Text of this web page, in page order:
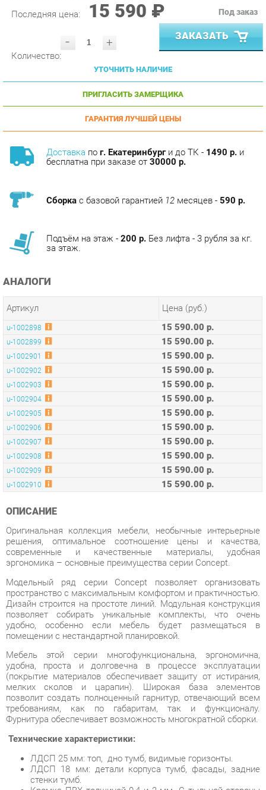
- +
ЗАКАЗАТЬ
УТОЧНИТЬ НАЛИЧИЕ
ПРИГЛАСИТЬ ЗАМЕРЩИКА
ГАРАНТИЯ ЛУЧШЕЙ ЦЕНЫ
по г. Екатеринбурги до ТК -
бесплатна при заказе от30000 р.
Подъём на этаж - 200 р. Без лифта - 3 рубля за кг.
АНАЛОГИ
u-1002899 15 590.00 р.
15 590.00 р.
15 590.00 р.
u-1002904 15 590.00 р.
u-1002905 15 590.00 р.
u-1002906 15 590.00 р.
u-1002907 15 590.00 р.
u-1002908 15 590.00 р.
u-1002909 15 590.00 р.
u-1002910 15 590.00 р.
ОПИСАНИЕ
Оригинальная коллекция мебели, необычные интерьерные
современные и качественные материалы, удобная
Модельный ряд серии Concept позволяет организовать
пространство с максимальным комфортом и практичностью.
Дизайн строится на простоте линий. Модульная конструкция
позволяет собирать уникальные комплекты, что очень
удобно, особенно если мебель будет размещаться в
помещении с нестандартной планировкой.
Мебель этой серии многофункциональна, эргономична,
удобна, проста и долговечна в процессе эксплуатации
(покрытие материалов обеспечивает защиту от истирания,
мелких сколов и царапин). Широкая база элементов
требованиям, как по габаритам, так и функционалу.
Фурнитура обеспечивает возможность многократной сборки.
Технические характеристики:
ЛДСП 25 мм: топ, дно тумб, видимые горизонты.
ЛДСП 18 мм: детали корпуса тумб, фасады, задние
стенки тумб.
Кромка ПВХ толщиной 0,4 и 2 мм. С тыльной стороны
все торцы обработанны кромкой 2 мм.
Опоры: труба 50х25.
Направляющие ящиков: шариковые, полного
выдвижения без доводчиков, L=350 мм.